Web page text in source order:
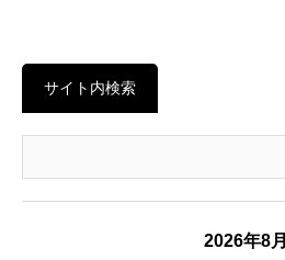
サイト内検索
2026年8月